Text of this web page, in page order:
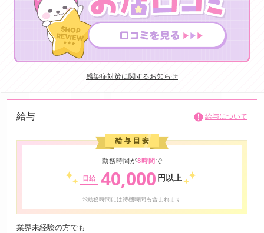
感染症対策に関するお知らせ
給与 給与について
勤務時間が8時間で
日給 40,000 円以上
※勤務時間には待機時間も含まれます
業界未経験の方でも